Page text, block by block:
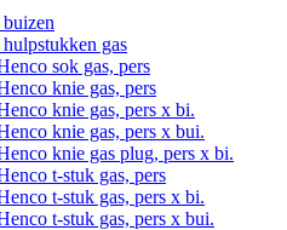
gas
sok gas, pers
knie gas, pers
knie gas, pers x bi.
knie gas, pers x bui.
knie gas plug, pers x bi.
t-stuk gas, pers
t-stuk gas, pers x bi.
t-stuk gas, pers x bui.